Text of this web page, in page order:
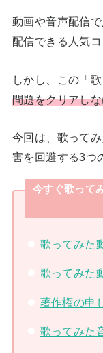
動画や音声配信
配信できる人気コ
しかし、この「歌
問題をクリアし
今回は、歌って
害を回避する3つ
今すぐ歌って
歌ってみた
歌ってみた
著作権の申
歌ってみた